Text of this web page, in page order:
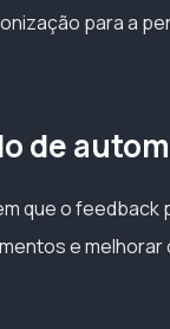
para a
de
que o feedback
e melhorar